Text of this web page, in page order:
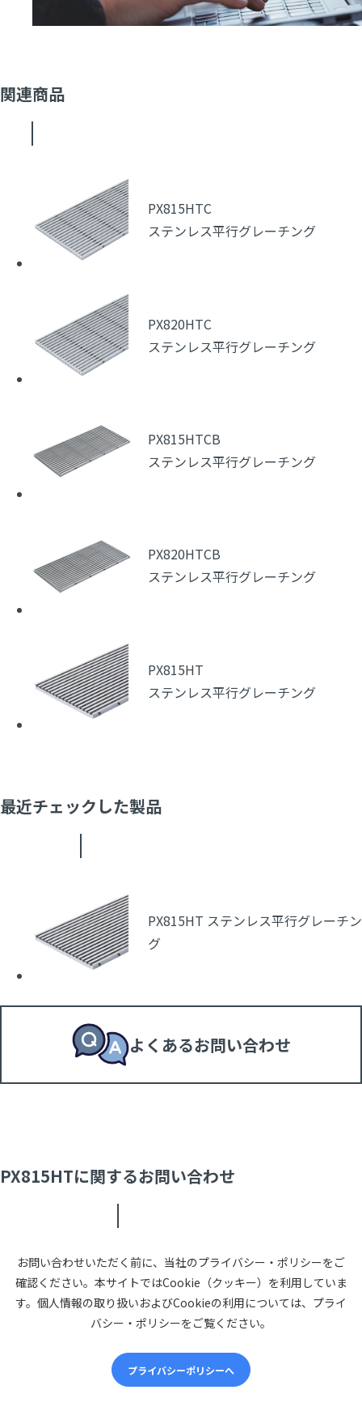
関連商品
PX815HTC
ステンレス平行グレーチング
PX820HTC
ステンレス平行グレーチング
PX815HTCB
ステンレス平行グレーチング
PX820HTCB
ステンレス平行グレーチング
PX815HT
ステンレス平行グレーチング
最近チェックした製品
PX815HT ステンレス平行グレーチン
グ
よくあるお問い合わせ
PX815HTに関するお問い合わせ
お問い合わせいただく前に、当社のプライバシー・ポリシーをご
確認ください。本サイトではCookie（クッキー）を利用していま
す。個人情報の取り扱いおよびCookieの利用については、プライ
バシー・ポリシーをご覧ください。
プライバシーポリシーへ